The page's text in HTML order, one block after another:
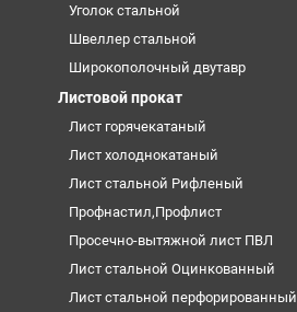
Уголок стальной
Швеллер стальной
Широкополочный двутавр
Листовой прокат
Лист горячекатаный
Лист холоднокатаный
Лист стальной Рифленый
Профнастил,Профлист
Просечно-вытяжной лист ПВЛ
Лист стальной Оцинкованный
Лист стальной перфорированный